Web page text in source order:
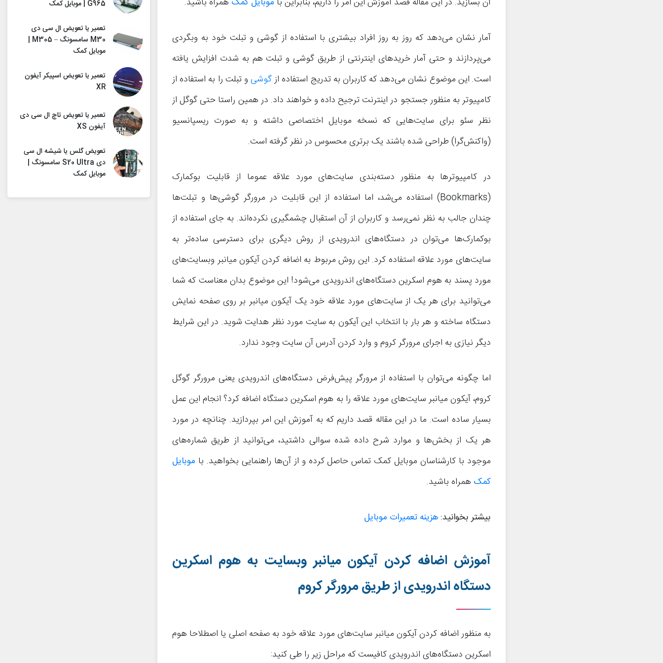
آن بسازید. در این مقاله قصد آموزش این امر را داریم، بنابراین با موبایل کمک همراه باشید.
آمار نشان می‌دهد که روز به روز افراد بیشتری با استفاده از گوشی و تبلت خود به وبگردی
می‌پردازند و حتی آمار خریدهای اینترنتی از طریق گوشی و تبلت هم به شدت افزایش یافته
است. این موضوع نشان می‌دهد که کاربران به تدریج استفاده ازگوشیو تبلت را به استفاده از
کامپیوتر به منظور جستجو در اینترنت ترجیح داده و خواهند داد. در همین راستا حتی گوگل از
نظر سئو برای سایت‌هایی که نسخه موبایل اختصاصی داشته و به صورت ریسپانسیو
(واکنش‌گرا) طراحی شده باشند یک برتری محسوس در نظر گرفته است.
در کامپیوترها به منظور دسته‌بندی سایت‌های مورد علاقه عموما از قابلیت بوکمارک
(Bookmarks) استفاده می‌شد، اما استفاده از این قابلیت در مرورگر گوشی‌ها و تبلت‌ها
چندان جالب به نظر نمی‌رسد و کاربران از آن استقبال چشمگیری نکرده‌اند. به جای استفاده از
بوکمارک‌ها می‌توان در دستگاه‌های اندرویدی از روش دیگری برای دسترسی ساده‌تر به
سایت‌های مورد علاقه استفاده کرد. این روش مربوط به اضافه کردن آیکون میانبر وبسایت‌های
مورد پسند به هوم اسکرین دستگاه‌های اندرویدی می‌شود! این موضوع بدان معناست که شما
می‌توانید برای هر یک از سایت‌های مورد علاقه خود یک آیکون میانبر بر روی صفحه نمایش
دستگاه ساخته و هر بار با انتخاب این آیکون به سایت مورد نظر هدایت شوید. در این شرایط
دیگر نیازی به اجرای مرورگر کروم و وارد کردن آدرس آن سایت وجود ندارد.
اما چگونه می‌توان با استفاده از مرورگر پیش‌فرض دستگاه‌های اندرویدی یعنی مرورگر گوگل
کروم، آیکون میانبر سایت‌های مورد علاقه را به هوم اسکرین دستگاه اضافه کرد؟ انجام این عمل
بسیار ساده است. ما در این مقاله قصد داریم که به آموزش این امر بپردازید. چنانچه در مورد
هر یک از بخش‌ها و موارد شرح داده شده سوالی داشتید، می‌توانید از طریق شماره‌های
موجود با کارشناسان موبایل کمک تماس حاصل کرده و از آن‌ها راهنمایی بخواهید. با موبایل
کمک همراه باشید.
بیشتر بخوانید:هزینه تعمیرات موبایل
آموزش اضافه کردن آیکون میانبر وبسایت به هوم اسکرین
دستگاه اندرویدی از طریق مرورگر کروم
به منظور اضافه کردن آیکون میانبر سایت‌های مورد علاقه خود به صفحه اصلی یا اصطلاحا هوم
اسکرین دستگاه‌های اندرویدی کافیست که مراحل زیر را طی کنید:
G965 | موبایل کمک
تعمیر یا تعویض ال سی دی
M30 سامسونگ – M305 |
موبایل کمک
تعمیر یا تعویض اسپیکر آیفون
XR
تعمیر یا تعویض تاچ ال سی دی
آیفون XS
تعویض گلس یا شیشه ال سی
دی S20 Ultra سامسونگ |
موبایل کمک